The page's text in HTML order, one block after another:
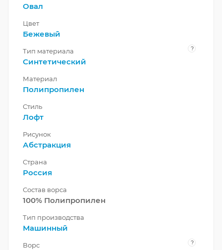
Овал
Цвет
Бежевый
Тип материала ?
Синтетический
Материал
Полипропилен
Стиль
Лофт
Рисунок
Абстракция
Страна
Россия
Состав ворса
100% Полипропилен
Тип производства
Машинный
Ворс ?